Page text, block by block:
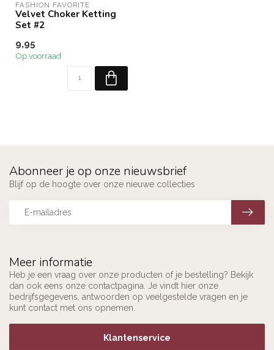
FASHION FAVORITE
Velvet Choker Ketting
Set #2
9,95
Op voorraad
Meer informatie
Heb je een vraag over onze producten of je bestelling? Bekijk
dan ook eens onze contactpagina. Je vindt hier onze
bedrijfsgegevens, antwoorden op veelgestelde vragen en je
kunt contact met ons opnemen.
Klantenservice
Abonneer je op onze nieuwsbrief
Blijf op de hoogte over onze nieuwe collecties